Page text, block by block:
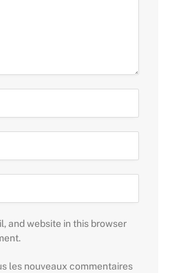
and website in this browser
les nouveaux commentaires